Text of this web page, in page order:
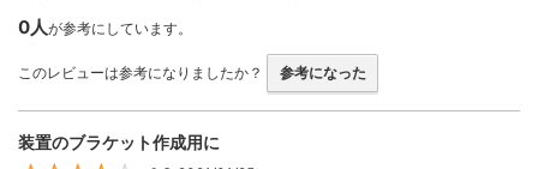
0人が参考にしています。
このレビューは参考になりましたか？ 参考になった
装置のブラケット作成用に